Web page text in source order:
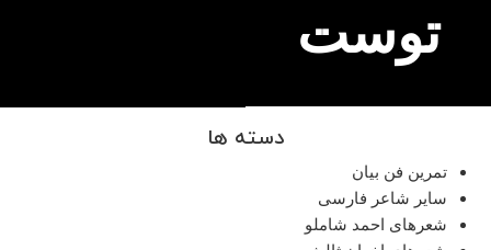
توست
دسته ها
تمرین فن بیان
سایر شاعر فارسی
شعرهای احمد شاملو